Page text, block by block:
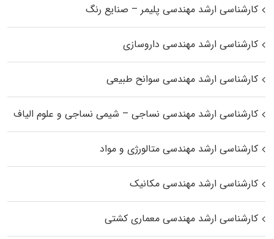
کارشناسی ارشد مهندسی پلیمر – صنایع رنگ
کارشناسی ارشد مهندسی داروسازی
کارشناسی ارشد مهندسی سوانح طبیعی
کارشناسی ارشد مهندسی نساجی – شیمی نساجی و علوم الیاف
کارشناسی ارشد مهندسی متالورژی و مواد
کارشناسی ارشد مهندسی مکانیک
کارشناسی ارشد مهندسی معماری کشتی